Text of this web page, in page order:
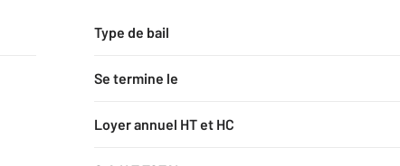
Type de bail
Se termine le
Loyer annuel HT et HC